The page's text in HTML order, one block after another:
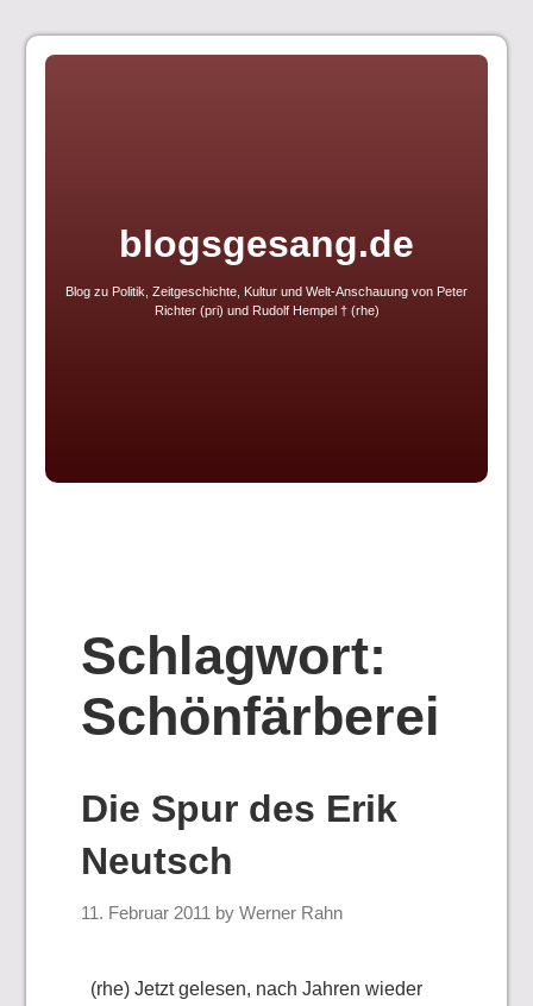
Skip
blogsgesang.de
Blog zu Politik, Zeitgeschichte, Kultur und Welt-Anschauung von Peter
Richter (pri) und Rudolf Hempel † (rhe)
Schlagwort:
Schönfärberei
Die Spur des Erik
Neutsch
11. Februar 2011 byWerner Rahn
(rhe) Jetzt gelesen, nach Jahren wieder